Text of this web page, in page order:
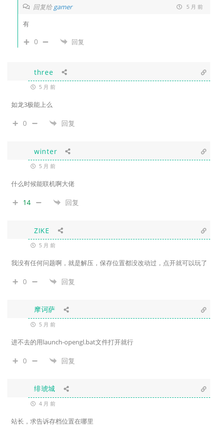
回复给gamer 5 月 前
有
0 回复
three
5 月 前
如龙3极能上么
0 回复
winter
5 月 前
什么时候能联机啊大佬
14 回复
ZIKE
5 月 前
我没有任何问题啊，就是解压，保存位置都没改动过，点开就可以玩了
0 回复
摩诃萨
5 月 前
进不去的用launch-opengl.bat文件打开就行
0 回复
绯琥城
4 月 前
站长，求告诉存档位置在哪里